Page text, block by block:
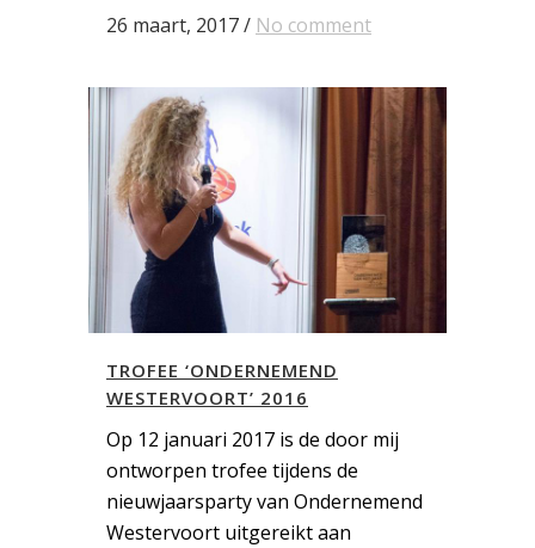
26 maart, 2017/ No comment
TROFEE ‘ONDERNEMEND
WESTERVOORT’ 2016
Op 12 januari 2017 is de door mij
ontworpen trofee tijdens de
nieuwjaarsparty van Ondernemend
Westervoort uitgereikt aan